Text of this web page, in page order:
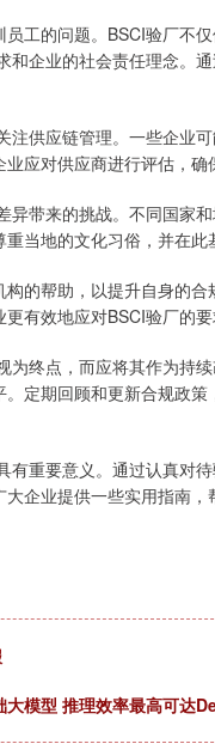
工的问题。BSCI验厂不
和企业的社会责任理念。
注供应链管理。一些企业
应对供应商进行评估，确
异带来的挑战。不同国家
当地的文化习俗，并在此
的帮助，以提升自身的
有效地应对BSCI验厂的要
为终点，而应将其作为持
定期回顾和更新合规政
有重要意义。通过认真对
企业提供一些实用指南，
模型 推理效率最高可达